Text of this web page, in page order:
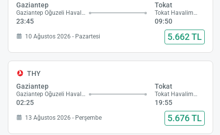
Gaziantep
Gaziantep Oğuzeli Havalimanı
23:45
Tokat
Tokat Havalimanı
09:50
10 Ağustos 2026 - Pazartesi 5.662 TL
THY
Gaziantep
Gaziantep Oğuzeli Havalimanı
02:25
Tokat
Tokat Havalimanı
19:55
13 Ağustos 2026 - Perşembe 5.676 TL